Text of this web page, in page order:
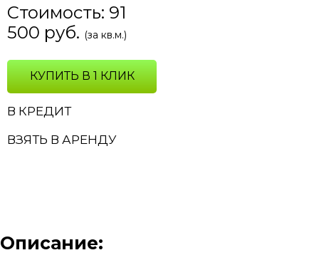
Стоимость: 91
500 руб. (за кв.м.)
КУПИТЬ В 1 КЛИК
В КРЕДИТ
ВЗЯТЬ В АРЕНДУ
Описание: